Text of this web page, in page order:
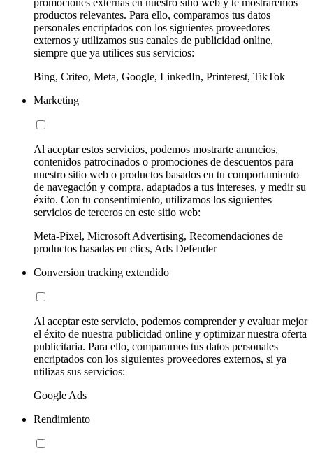
productos relevantes. Para ello, comparamos tus datos
personales encriptados con los siguientes proveedores
externos y utilizamos sus canales de publicidad online,
siempre que ya utilices sus servicios:
Bing, Criteo, Meta, Google, LinkedIn, Printerest, TikTok
Marketing
Al aceptar estos servicios, podemos mostrarte anuncios,
contenidos patrocinados o promociones de descuentos para
nuestro sitio web o productos basados en tu comportamiento
de navegación y compra, adaptados a tus intereses, y medir su
éxito. Con tu consentimiento, utilizamos los siguientes
servicios de terceros en este sitio web:
Meta-Pixel, Microsoft Advertising, Recomendaciones de
productos basadas en clics, Ads Defender
Conversion tracking extendido
Al aceptar este servicio, podemos comprender y evaluar mejor
el éxito de nuestra publicidad online y optimizar nuestra oferta
publicitaria. Para ello, comparamos tus datos personales
encriptados con los siguientes proveedores externos, si ya
utilizas sus servicios:
Google Ads
Rendimiento